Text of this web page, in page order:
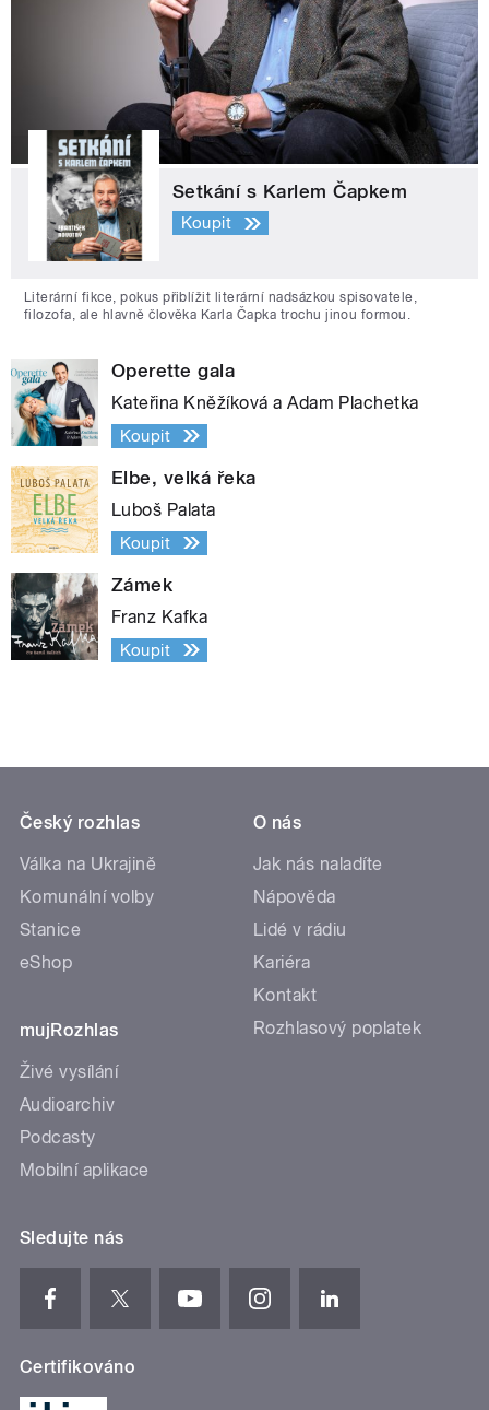
Setkání s Karlem Čapkem
Koupit
Literární fikce, pokus přiblížit literární nadsázkou spisovatele,
filozofa, ale hlavně člověka Karla Čapka trochu jinou formou.
Operette gala
Kateřina Kněžíková a Adam Plachetka
Koupit
Elbe, velká řeka
Luboš Palata
Koupit
Zámek
Franz Kafka
Koupit
Český rozhlas
Válka na Ukrajině
Komunální volby
Stanice
eShop
mujRozhlas
Živé vysílání
Audioarchiv
Podcasty
Mobilní aplikace
O nás
Jak nás naladíte
Nápověda
Lidé v rádiu
Kariéra
Kontakt
Rozhlasový poplatek
Sledujte nás
Certifikováno